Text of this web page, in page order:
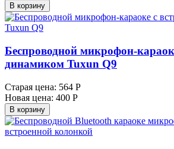
В корзину
Беспроводной микрофон-
динамиком Tuxun Q9
Старая цена: 564 Р
Новая цена: 400 Р
В корзину